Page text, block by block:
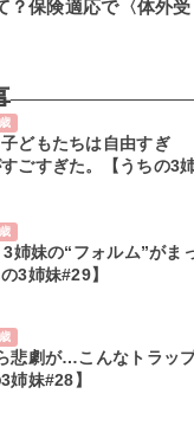
？保険適応で〈体外受
どもたちは自由すぎ
ごすぎた。【うちの3
姉妹の“フォルム”がま
3姉妹#29】
悲劇が…こんなトラッ
姉妹#28】